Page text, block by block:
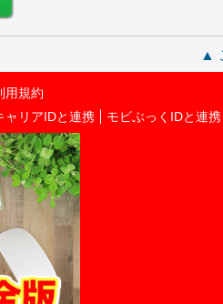
▲
用規約
ャリアIDと連携 モビぶっくIDと連携